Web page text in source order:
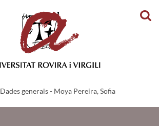
Dades generals - Moya Pereira, Sofia